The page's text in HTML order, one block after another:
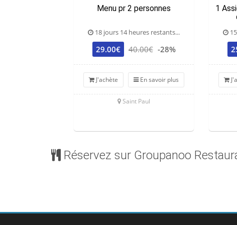
Menu pr 2 personnes
18 jours 14 heures restants...
29.00€ 40.00€ -28%
J'achète En savoir plus
Saint Paul
1
Réservez sur Groupanoo